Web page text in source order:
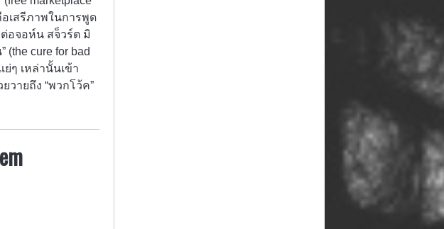
อเสรีภาพในการพูด
อจอห์น สจ็วร์ต มิ
cure for bad
ๆ เหล่านั้นเข้า
วายถึง “พวกโว้ค”